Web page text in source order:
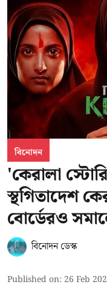
বিনোদন
'কেরালা
স্থগিতাদেশ
বোর্ডেরও
বিনোদন ডেস্ক
Published on: 26 Feb